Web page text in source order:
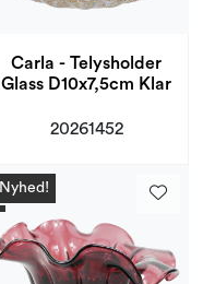
Carla - Telysholder
Glass D10x7,5cm Klar
20261452
Nyhed!